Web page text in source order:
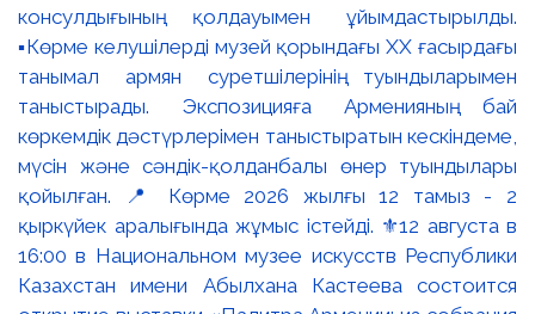
консулдығының қолдауымен ұйымдастырылды.
▪️Көрме келушілерді музей қорындағы ХХ ғасырдағы
танымал армян суретшілерінің туындыларымен
таныстырады. Экспозицияға Арменияның бай
көркемдік дәстүрлерімен таныстыратын кескіндеме,
мүсін және сәндік-қолданбалы өнер туындылары
қойылған. 📍 Көрме 2026 жылғы 12 тамыз - 2
қыркүйек аралығында жұмыс істейді. ⚜️12 августа в
16:00 в Национальном музее искусств Республики
Казахстан имени Абылхана Кастеева состоится